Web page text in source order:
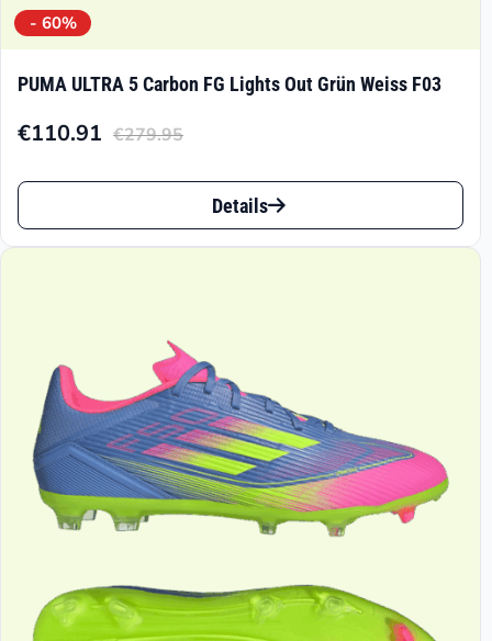
- 60%
PUMA ULTRA 5 Carbon FG Lights Out Grün Weiss F03
€279.95
Ursprünglicher
Preis
€279.95
€110.91
Aktueller
Preis
€110.91.
Dieses
Produkt
auf.
Die
Optionen
können
Produktseite
Details